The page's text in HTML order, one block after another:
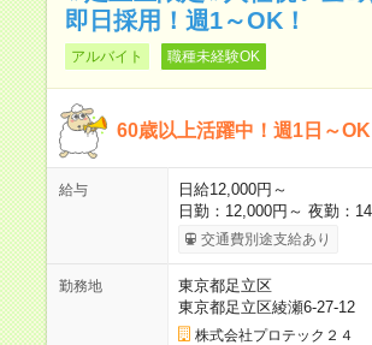
即日採用！週1～OK！
アルバイト 職種未経験OK
60歳以上活躍中！週1日～
給与
日給12,000円～
日勤：12,000円～ 夜勤：
交通費別途支給あり
勤務地
東京都足立区
東京都足立区綾瀬6-27-12
株式会社プロテック２４